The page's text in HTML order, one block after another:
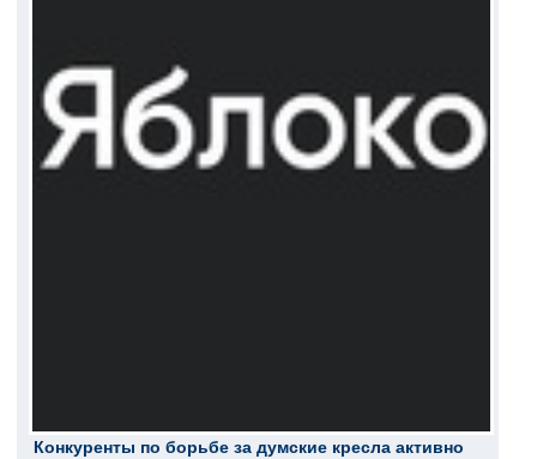
Конкуренты по борьбе за думские кресла активно